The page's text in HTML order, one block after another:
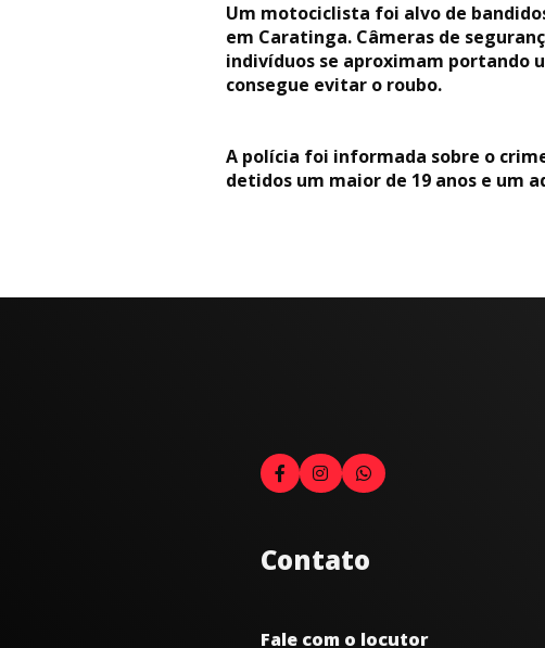
Um motociclista foi alvo de
em Caratinga. Câmeras de
indivíduos se aproximam portando
consegue evitar o roubo.
A polícia foi informada sobre o
detidos um maior de 19 anos e um
Contato
Fale com o locutor